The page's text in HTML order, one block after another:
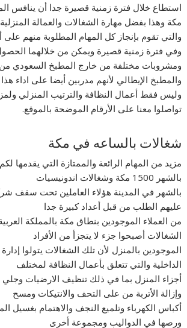
استطاع خلال فترة زمنية قصيرة جدا أن ينافس
مكة وهذا بفضل مهارة الشغالات والعمالة
والتي تقوم بإنجاز كل المهام المطلوبة منهم
وفي فترة زمنية قصيرة ويمكن من خلالهما
ومشروبات مختلفة من خارج المطبخ السعودي
والمطبخ الإيطالي لأنهم مدربين أيضا على اداء
وليس فقط أعمال النظافة والترتيب المنزلي
تواصلوا معنا على الأرقام الموضحة بالموقع.
شغالات بالساعه في مكة
مزيد من المهام الرائعة والممتازة التي يقدمها
بالشهر 1500 مكة وشغالات اندونيسيات
بالشهر في المدينة هؤلاء العاملين تحت سقف
عليهم الطلب من قبل أعداد كبيرة جدا
من العملاء الموجودين بنطاق مكة بالمملكة
الشغالات أصبحوا جزء لا يتجزأ من الأفراد
الموجودين بالمنزل لأن تلك الشغالات يتولوا إدارة
الداخلية والتي تتعلق بأعمال النظافة لمختلف
أجزاء المنزل بما في ذلك تنظيف الارضيات وجلي
وإزالة الأتربة من على التحف والانتيكات ومسح
أكباس الكهرباء وتلميع النجف والاهتمام بغسيل
ورصها في الدواليب ومجموعة أخرى